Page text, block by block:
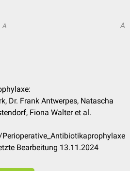
A A
Dr. Frank Antwerpes, Natascha
Fiona Walter et al.
Bearbeitung 13.11.2024